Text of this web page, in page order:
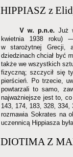
HIPPIASZ z
V w. p.n.e. Już
kwietnia 1938 roku)
w starożytnej Grecji,
dziedzinach chciał być
także we wszystkich
fizyczną; szczycił się
pierścień. Po trzecie,
powtarzali to samo,
najważniejsze jest to,
143, 174, 183, 328,
rozmawia Sokrates na
uczennicą Hippiasza
DIOTIMA Z